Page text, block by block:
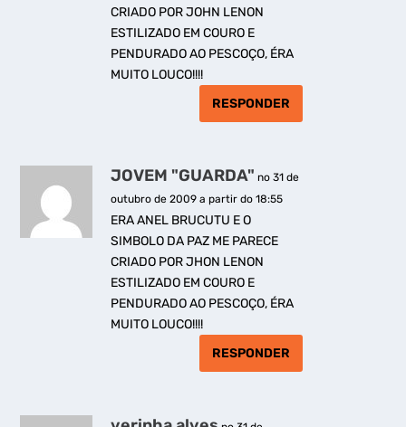
CRIADO POR JOHN LENON
ESTILIZADO EM COURO E
PENDURADO AO PESCOÇO, ÉRA
MUITO LOUCO!!!!
RESPONDER
JOVEM "GUARDA" no 31 de
outubro de 2009 a partir do 18:55
ERA ANEL BRUCUTU E O
SIMBOLO DA PAZ ME PARECE
CRIADO POR JHON LENON
ESTILIZADO EM COURO E
PENDURADO AO PESCOÇO, ÉRA
MUITO LOUCO!!!!
RESPONDER